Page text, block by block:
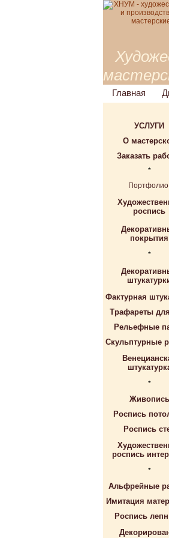
Главная
УСЛУГИ
О
Заказать
*
роспись
покрытия
*
Фактурная
Трафареты
Рельефные
Скульптурные
*
Живопись
Роспись
Роспись
роспись
*
Альфрейные
Имитация
Роспись